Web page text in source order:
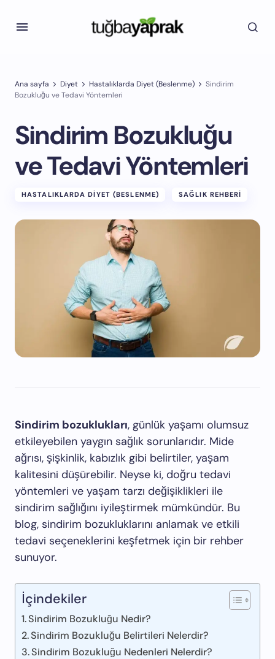
Ana sayfa Diyet Hastalıklarda Diyet (Beslenme)
Sindirim
Bozukluğu ve Tedavi Yöntemleri
Sindirim Bozukluğu
ve Tedavi Yöntemleri
HASTALIKLARDA DIYET (BESLENME) SAĞLIK REHBERI
Sindirim bozuklukları, günlük yaşamı olumsuz
etkileyebilen yaygın sağlık sorunlarıdır. Mide
ağrısı, şişkinlik, kabızlık gibi belirtiler, yaşam
kalitesini düşürebilir. Neyse ki, doğru tedavi
yöntemleri ve yaşam tarzı değişiklikleri ile
sindirim sağlığını iyileştirmek mümkündür. Bu
blog, sindirim bozukluklarını anlamak ve etkili
tedavi seçeneklerini keşfetmek için bir rehber
sunuyor.
İçindekiler
Sindirim Bozukluğu Nedir?
Sindirim Bozukluğu Belirtileri Nelerdir?
Sindirim Bozukluğu Nedenleri Nelerdir?